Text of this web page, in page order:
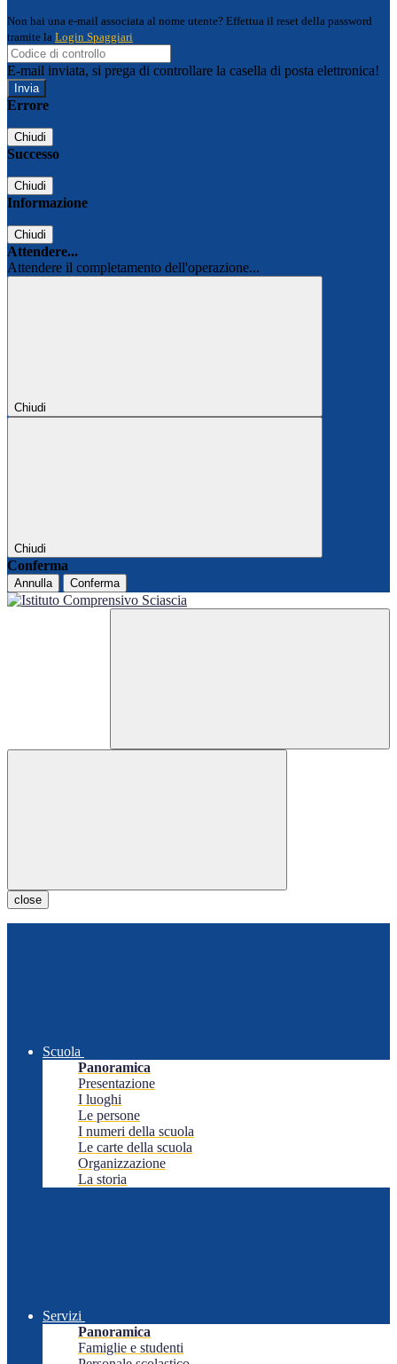
Non hai una e-mail associata al nome utente? Effettua il reset della password
tramite la Login Spaggiari
E-mail inviata, si prega di controllare la casella di posta elettronica!
Errore
Chiudi
Successo
Chiudi
Informazione
Chiudi
Attendere...
Attendere il completamento dell'operazione...
Chiudi
Chiudi
Conferma
Annulla Conferma
close
Scuola
Panoramica
Presentazione
I luoghi
Le persone
I numeri della scuola
Le carte della scuola
Organizzazione
La storia
Servizi
Panoramica
Famiglie e studenti